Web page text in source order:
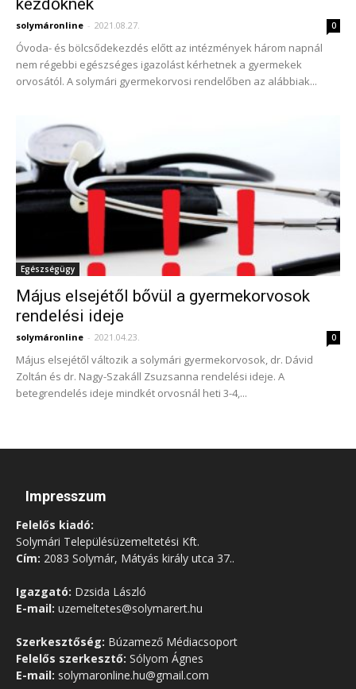
kezdőknek
solymáronline - 2021.08.27. 0
Óvoda- és bölcsődekezdés előtt az intézmények három napnál
nem régebbi egészséges igazolást kérhetnek a gyermekek
orvosától. A solymári gyermekorvosi rendelőben az alábbiak...
Egészségügy
Május elsejétől bővül a gyermekorvosok
rendelési ideje
solymáronline - 2021.04.23. 0
Május elsejétől változik a solymári gyermekorvosok, dr. Dávid
Zoltán és dr. Nagy-Szakáll Zsuzsanna rendelési ideje. A
betegrendelés ideje mindkét orvosnál heti 3-4,...
Impresszum
Felelős kiadó:
Solymári Településüzemeltetési Kft.
Cím: 2083 Solymár, Mátyás király utca 37..
Igazgató: Dzsida László
E-mail: uzemeltetes@solymarert.hu
Szerkesztőség: Búzamező Médiacsoport
Felelős szerkesztő: Sólyom Ágnes
E-mail: solymaronline.hu@gmail.com